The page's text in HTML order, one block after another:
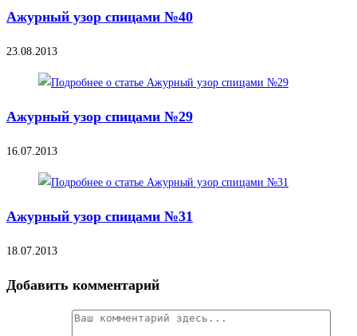
Ажурный узор спицами №40
23.08.2013
Ажурный узор спицами №29
16.07.2013
Ажурный узор спицами №31
18.07.2013
Добавить комментарий